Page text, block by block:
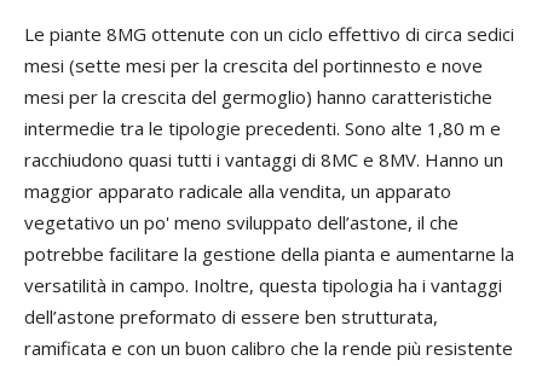
Le piante 8MG ottenute con un ciclo effettivo di circa sedici
mesi (sette mesi per la crescita del portinnesto e nove
mesi per la crescita del germoglio) hanno caratteristiche
intermedie tra le tipologie precedenti. Sono alte 1,80 m e
racchiudono quasi tutti i vantaggi di 8MC e 8MV. Hanno un
maggior apparato radicale alla vendita, un apparato
vegetativo un po' meno sviluppato dell’astone, il che
potrebbe facilitare la gestione della pianta e aumentarne la
versatilità in campo. Inoltre, questa tipologia ha i vantaggi
dell’astone preformato di essere ben strutturata,
ramificata e con un buon calibro che la rende più resistente